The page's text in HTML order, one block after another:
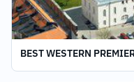
BEST WESTERN